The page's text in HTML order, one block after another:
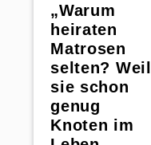
„Warum
heiraten
Matrosen
selten? Weil
sie schon
genug
Knoten im